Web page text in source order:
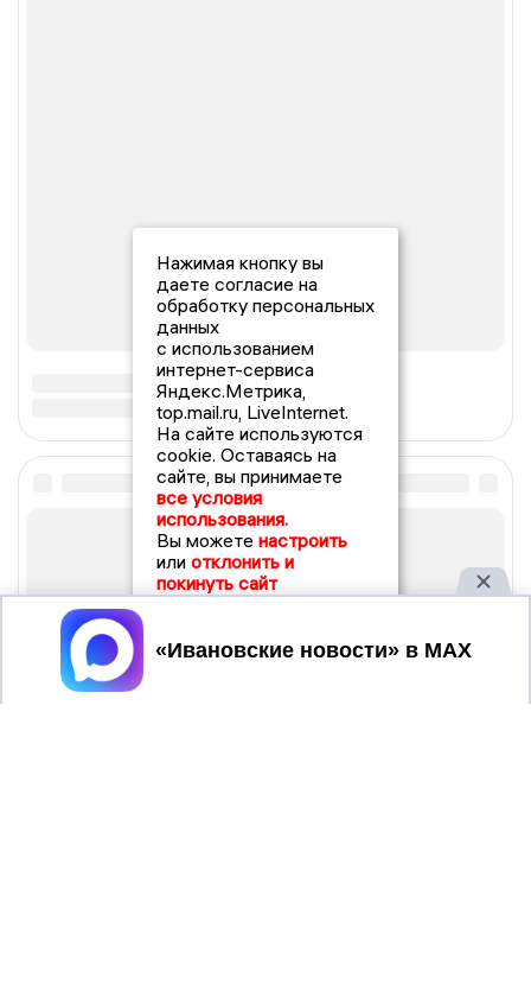
Нажимая кнопку вы
даете согласие на
обработку персональных
данных
с использованием
интернет-сервиса
Яндекс.Метрика,
top.mail.ru, LiveInternet.
На сайте используются
cookie. Оставаясь на
сайте, вы принимаете
все условия
использования.
Вы можете настроить
или отклонить и
покинуть сайт
Принять